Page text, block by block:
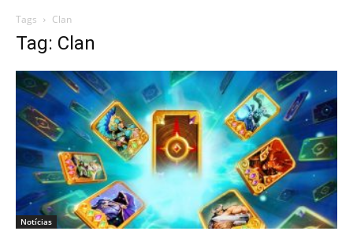
Tags Clan
Tag: Clan
Notícias